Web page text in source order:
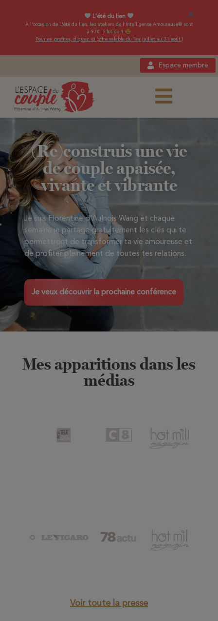
L'été du lien
À l'occasion de L'été du lien, les ateliers de l'Intelligence Amoureuse® sont
à 97€ le lot de 4
Pour en profiter, cliquez ici (offre valable du 1er juillet au 31 août.)
×
Espace membre
(Re)construis une vie
de couple apaisée,
vivante et vibrante
Je suis Florentine d’Aulnois Wang et chaque
semaine je partage gratuitement les clés qui te
permettront de transformer ta vie amoureuse et
de profiter pleinement de toutes tes relations.
Je veux découvrir la prochaine conférence
Mes apparitions dans les
médias
Voir toute la presse